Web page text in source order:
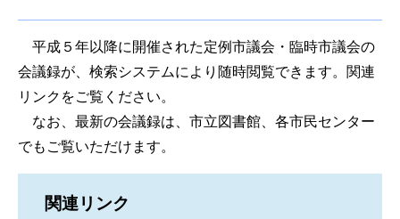
平成５年以降に開催された定例市議会・臨時市議会の
会議録が、検索システムにより随時閲覧できます。関連
リンクをご覧ください。
なお、最新の会議録は、市立図書館、各市民センター
でもご覧いただけます。
関連リンク